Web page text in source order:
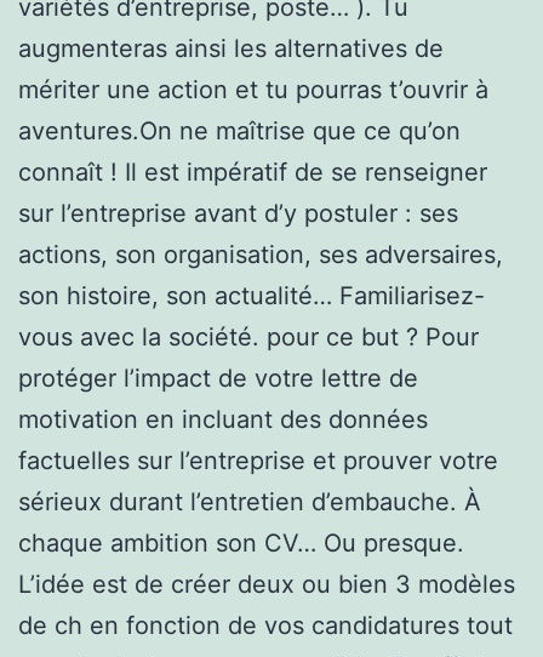
variétés d’entreprise, poste… ). Tu
augmenteras ainsi les alternatives de
mériter une action et tu pourras t’ouvrir à
aventures.On ne maîtrise que ce qu’on
connaît ! Il est impératif de se renseigner
sur l’entreprise avant d’y postuler : ses
actions, son organisation, ses adversaires,
son histoire, son actualité… Familiarisez-
vous avec la société. pour ce but ? Pour
protéger l’impact de votre lettre de
motivation en incluant des données
factuelles sur l’entreprise et prouver votre
sérieux durant l’entretien d’embauche. À
chaque ambition son CV… Ou presque.
L’idée est de créer deux ou bien 3 modèles
de ch en fonction de vos candidatures tout